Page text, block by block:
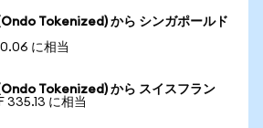
Tokenized) から シンガポールド
に相当
Tokenized) から スイスフラン
335.13 に相当